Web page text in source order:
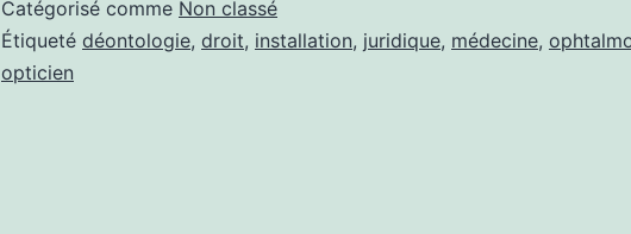
un
Catégorisé comme Non classé
Étiqueté déontologie, droit, installation, juridique, médecine,
opticien